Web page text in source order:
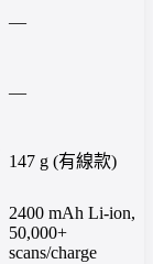
—
—
147 g (有線款)
2400 mAh Li-ion,
50,000+
scans/charge